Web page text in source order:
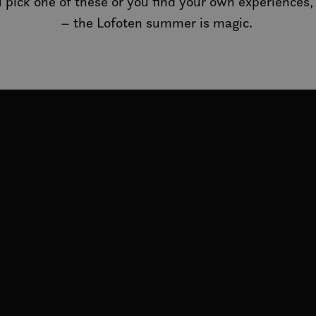
– the Lofoten summer is magic.